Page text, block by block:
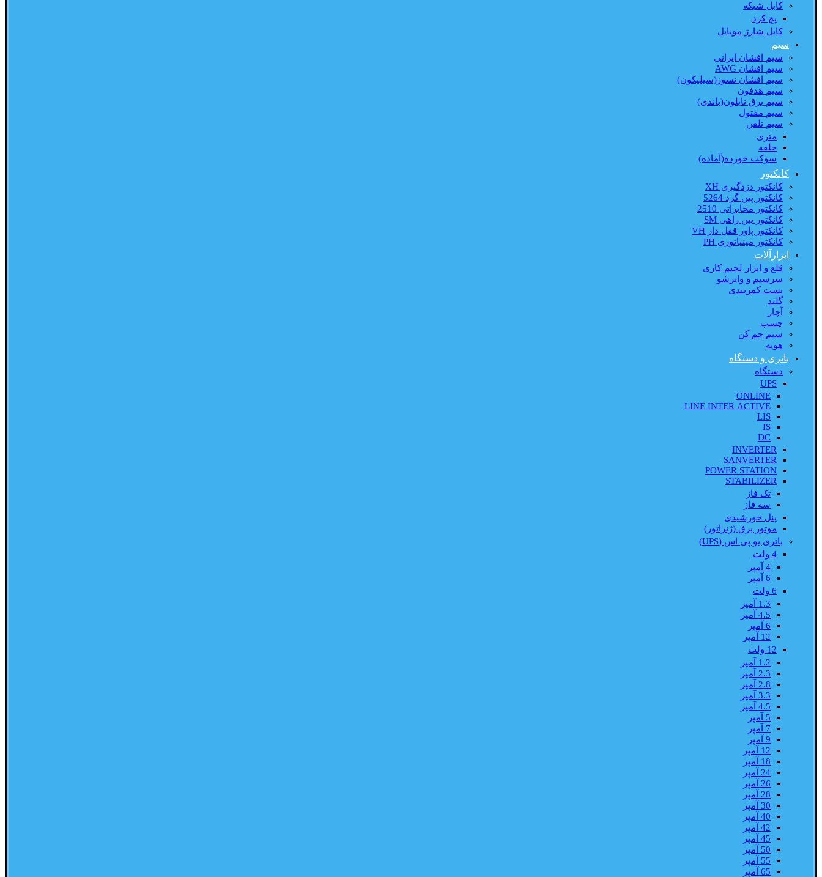
کابل شبکه
پچ کرد
کابل شارژ موبایل
سیم
سیم افشان ایرانی
سیم افشان AWG
سیم افشان نسوز(سیلیکون)
سیم هدفون
سیم برق نایلون(باندی)
سیم مفتول
سیم تلفن
متری
حلقه
سوکت خورده(آماده)
کانکتور
کانکتور دزدگیری XH
کانکتور پین گرد 5264
کانکتور مخابراتی 2510
کانکتور بین راهی SM
کانکتور پاور قفل دار VH
کانکتور مینیاتوری PH
ابزارآلات
قلع و ابزار لحیم کاری
سرسیم و وایرشو
بست کمربندی
گلند
آچار
چسب
سیم جم کن
هویه
باتری و دستگاه
دستگاه
UPS
ONLINE
LINE INTER ACTIVE
LIS
IS
DC
INVERTER
SANVERTER
POWER STATION
STABILIZER
تک فاز
سه فاز
پنل خورشیدی
موتور برق (ژنراتور)
باتری یو پی اس (UPS)
4 ولت
4 آمپر
6 آمپر
6 ولت
1.3 آمپر
4.5 آمپر
6 آمپر
12 آمپر
12 ولت
1.2 آمپر
2.3 آمپر
2.8 آمپر
3.3 آمپر
4.5 آمپر
5 آمپر
7 آمپر
9 آمپر
12 آمپر
18 آمپر
24 آمپر
26 آمپر
28 آمپر
30 آمپر
40 آمپر
42 آمپر
45 آمپر
50 آمپر
55 آمپر
65 آمپر